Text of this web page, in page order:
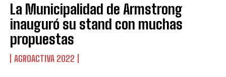
La Municipalidad de Armstrong
inauguró su stand con muchas
propuestas
AGROACTIVA 2022